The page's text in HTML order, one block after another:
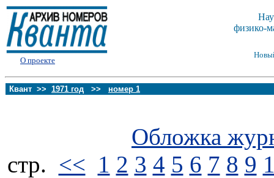
О проекте
физико-
Квант >> 1971 год >> номер 1
Обложка
стp. << 1 2 3 4 5 6 7 8 9